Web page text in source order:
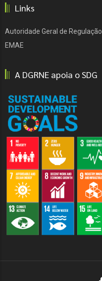
Links
Autoridade Geral de Regulação
EMAE
A DGRNE apoia o SDG